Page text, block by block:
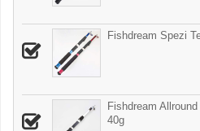
Fishdream Spezi
Fishdream
40g